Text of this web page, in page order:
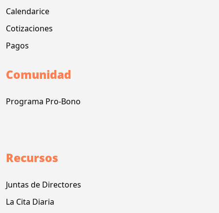
Calendarice
Cotizaciones
Pagos
Comunidad
Programa Pro-Bono
Recursos
Juntas de Directores
La Cita Diaria